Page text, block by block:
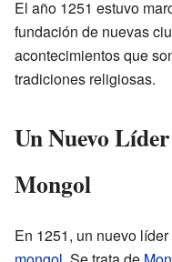
El año 1251 estuvo
fundación de nuevas
acontecimientos que
tradiciones religiosas.
Un Nuevo
Mongol
En 1251, un nuevo